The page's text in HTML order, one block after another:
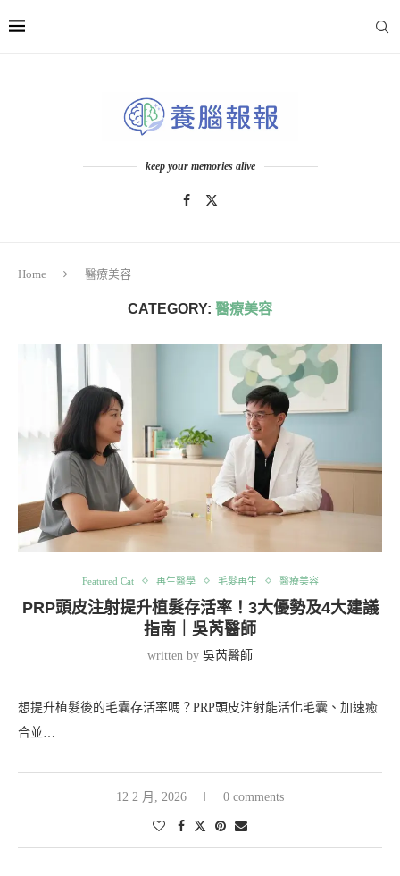
keep your memories alive
Home 醫療美容
CATEGORY: 醫療美容
Featured Cat 再生醫學 毛髮再生 醫療美容
PRP頭皮注射提升植髮存活率！3大優勢及4大建議
指南｜吳芮醫師
written by 吳芮醫師
想提升植髮後的毛囊存活率嗎？PRP頭皮注射能活化毛囊、加速癒
合並…
12 2 月, 2026 0 comments